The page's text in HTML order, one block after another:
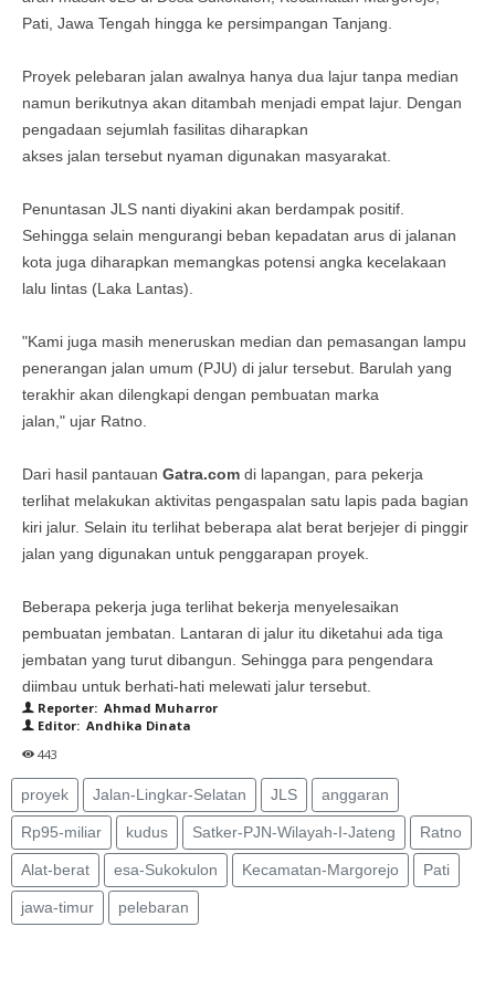
Pati, Jawa Tengah hingga ke persimpangan Tanjang.
Proyek pelebaran jalan awalnya hanya dua lajur tanpa median
namun berikutnya akan ditambah menjadi empat lajur. Dengan
pengadaan sejumlah fasilitas diharapkan
akses jalan tersebut nyaman digunakan masyarakat.
Penuntasan JLS nanti diyakini akan berdampak positif.
Sehingga selain mengurangi beban kepadatan arus di jalanan
kota juga diharapkan memangkas potensi angka kecelakaan
lalu lintas (Laka Lantas).
"Kami juga masih meneruskan median dan pemasangan lampu
penerangan jalan umum (PJU) di jalur tersebut. Barulah yang
terakhir akan dilengkapi dengan pembuatan marka
jalan," ujar Ratno.
Dari hasil pantauan Gatra.com di lapangan, para pekerja
terlihat melakukan aktivitas pengaspalan satu lapis pada bagian
kiri jalur. Selain itu terlihat beberapa alat berat berjejer di pinggir
jalan yang digunakan untuk penggarapan proyek.
Beberapa pekerja juga terlihat bekerja menyelesaikan
pembuatan jembatan. Lantaran di jalur itu diketahui ada tiga
jembatan yang turut dibangun. Sehingga para pengendara
diimbau untuk berhati-hati melewati jalur tersebut.
Reporter: Ahmad Muharror
Editor: Andhika Dinata
443
proyek Jalan-Lingkar-Selatan JLS anggaran
Rp95-miliar kudus Satker-PJN-Wilayah-I-Jateng Ratno
Alat-berat esa-Sukokulon Kecamatan-Margorejo Pati
jawa-timur pelebaran